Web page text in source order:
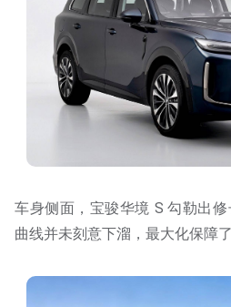
车身侧面，宝骏华境 S 勾勒出
曲线并未刻意下溜，最大化保障